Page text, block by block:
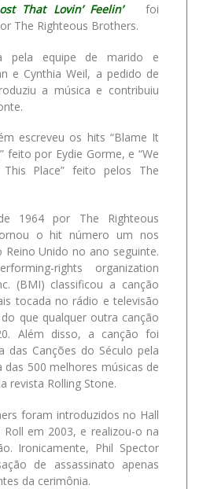
That Lovin’ Feelin’foi
The Righteous Brothers.
pela equipe de marido e
e Cynthia Weil, a pedido de
a música e contribuiu
escreveu os hits “Blame It
feito por Eydie Gorme, e “We
Place” feito pelos The
1964 por The Righteous
o hit número um nos
Reino Unido no ano seguinte.
rights organization
(BMI) classificou a canção
tocada no rádio e televisão
que qualquer outra canção
Além disso, a canção foi
das Canções do Século pela
das 500 melhores músicas de
revista Rolling Stone.
foram introduzidos no Hall
em 2003, e realizou-o na
Ironicamente, Phil Spector
de assassinato apenas
da cerimônia.